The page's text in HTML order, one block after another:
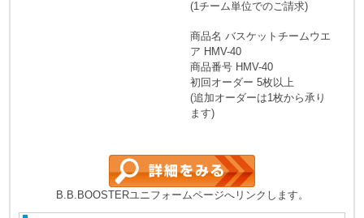
(1チーム単位でのご請求)
商品名 バスケットチームウエ
ア HMV-40
商品番号 HMV-40
初回オーダー 5枚以上
(追加オーダーは1枚から承り
ます)
B.B.BOOSTERユニフォームページへリンクします。